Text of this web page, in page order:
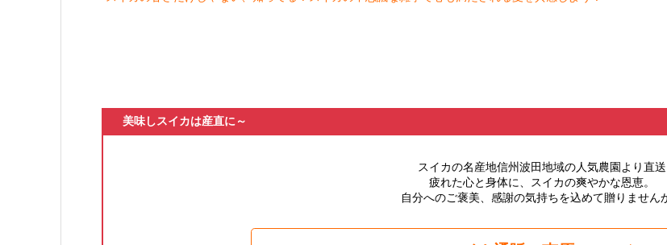
美味しスイカは産直に～
スイカの名産地信州波田地域の人気農園より直送
疲れた心と身体に、スイカの爽やかな恩恵。
自分へのご褒美、感謝の気持ちを込めて贈りません